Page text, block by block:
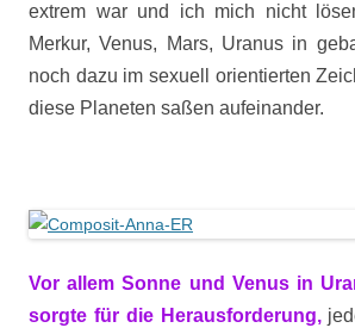
extrem war und ich mich nicht
Merkur, Venus, Mars, Uranus in
noch dazu im sexuell orientierten
diese Planeten saßen aufeinander.
Vor allem Sonne und Venus in
sorgte für die Herausforderung,